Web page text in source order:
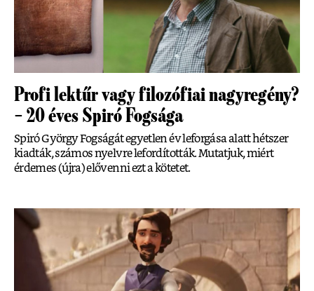
Profi lektűr vagy filozófiai nagyregény?
– 20 éves Spiró Fogsága
Spiró György Fogságát egyetlen év leforgása alatt hétszer
kiadták, számos nyelvre lefordították. Mutatjuk, miért
érdemes (újra) elővenni ezt a kötetet.